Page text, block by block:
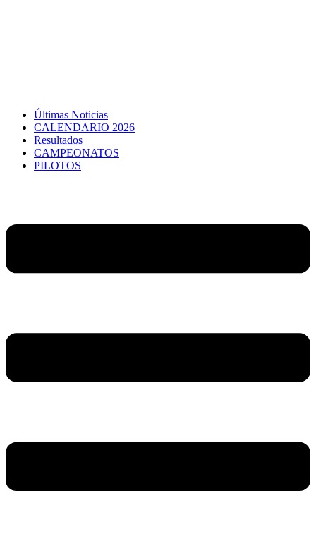
Últimas Noticias
CALENDARIO 2026
Resultados
CAMPEONATOS
PILOTOS